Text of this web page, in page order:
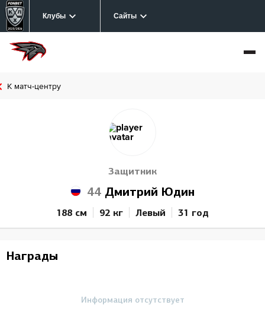
Клубы Сайты
К матч-центру
Защитник
44 Дмитрий Юдин
188 см 92 кг Левый 31 год
Награды
Информация отсутствует